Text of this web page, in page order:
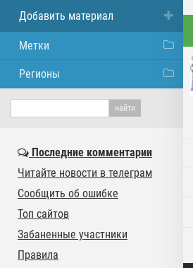
Добавить материал
Метки
Регионы
Последние комментарии
Читайте новости в телеграм
Сообщить об ошибке
Топ сайтов
Забаненные участники
Правила